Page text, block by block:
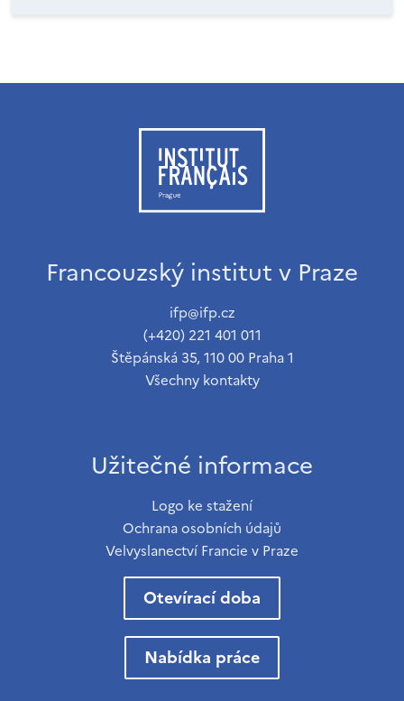
Francouzský institut v Praze
ifp@ifp.cz
(+420) 221 401 011
Štěpánská 35, 110 00 Praha 1
Všechny kontakty
Užitečné informace
Logo ke stažení
Ochrana osobních údajů
Velvyslanectví Francie v Praze
Otevírací doba
Nabídka práce